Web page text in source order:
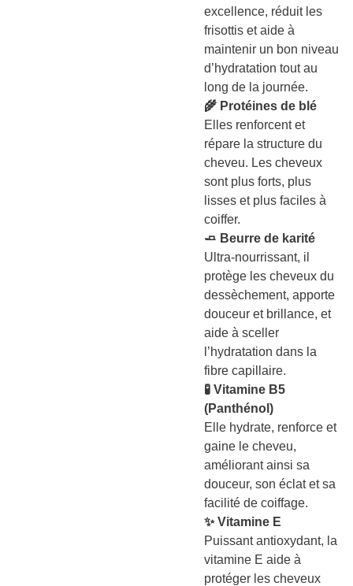
excellence, réduit les
frisottis et aide à
maintenir un bon niveau
d’hydratation tout au
long de la journée.
🌾 Protéines de blé
Elles renforcent et
répare la structure du
cheveu. Les cheveux
sont plus forts, plus
lisses et plus faciles à
coiffer.
🧈 Beurre de karité
Ultra-nourrissant, il
protège les cheveux du
dessèchement, apporte
douceur et brillance, et
aide à sceller
l’hydratation dans la
fibre capillaire.
🧪 Vitamine B5
(Panthénol)
Elle hydrate, renforce et
gaine le cheveu,
améliorant ainsi sa
douceur, son éclat et sa
facilité de coiffage.
✨ Vitamine E
Puissant antioxydant, la
vitamine E aide à
protéger les cheveux